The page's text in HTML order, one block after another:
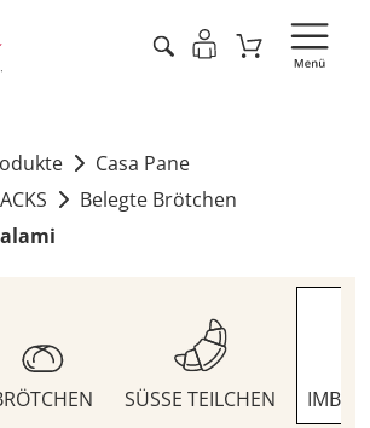
Casa Pane
Belegte Brötchen
SÜSSE TEILCHEN